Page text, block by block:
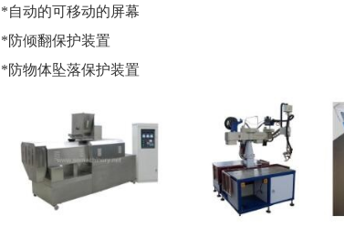
*自动的可移动的屏幕
*防倾翻保护装置
*防物体坠落保护装置